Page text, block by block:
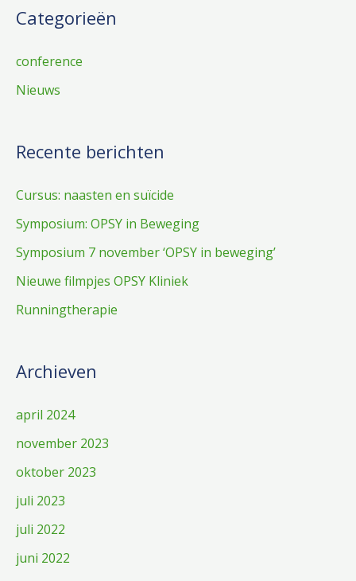
k
a
a
Categorieën
conference
Nieuws
Recente berichten
Cursus: naasten en suïcide
Symposium: OPSY in Beweging
Symposium 7 november ‘OPSY in beweging’
Nieuwe filmpjes OPSY Kliniek
Runningtherapie
Archieven
april 2024
november 2023
oktober 2023
juli 2023
juli 2022
juni 2022